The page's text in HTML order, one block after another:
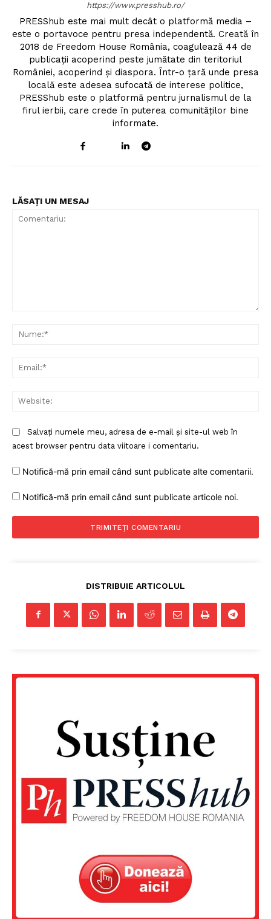
PRESShub
Despre noi / Echipa
Proiecte editoriale
Rețea
Contact
https://www.presshub.ro/
PRESShub este mai mult decât o platformă media –
este o portavoce pentru presa independentă. Creată în
2018 de Freedom House România, coagulează 44 de
publicații acoperind peste jumătate din teritoriul
României, acoperind și diaspora. Într-o țară unde presa
locală este adesea sufocată de interese politice,
PRESShub este o platformă pentru jurnalismul de la
firul ierbii, care crede în puterea comunităților bine
informate.
LĂSAȚI UN MESAJ
Salvați numele meu, adresa de e-mail și site-ul web în
acest browser pentru data viitoare i comentariu.
Notifică-mă prin email când sunt publicate alte comentarii.
Notifică-mă prin email când sunt publicate articole noi.
DISTRIBUIE ARTICOLUL